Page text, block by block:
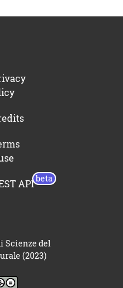
API
Scienze del
(2023)